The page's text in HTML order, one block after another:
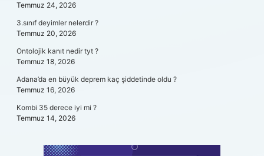
Temmuz 24, 2026
3.sınıf deyimler nelerdir ?
Temmuz 20, 2026
Ontolojik kanıt nedir tyt ?
Temmuz 18, 2026
Adana’da en büyük deprem kaç şiddetinde oldu ?
Temmuz 16, 2026
Kombi 35 derece iyi mi ?
Temmuz 14, 2026